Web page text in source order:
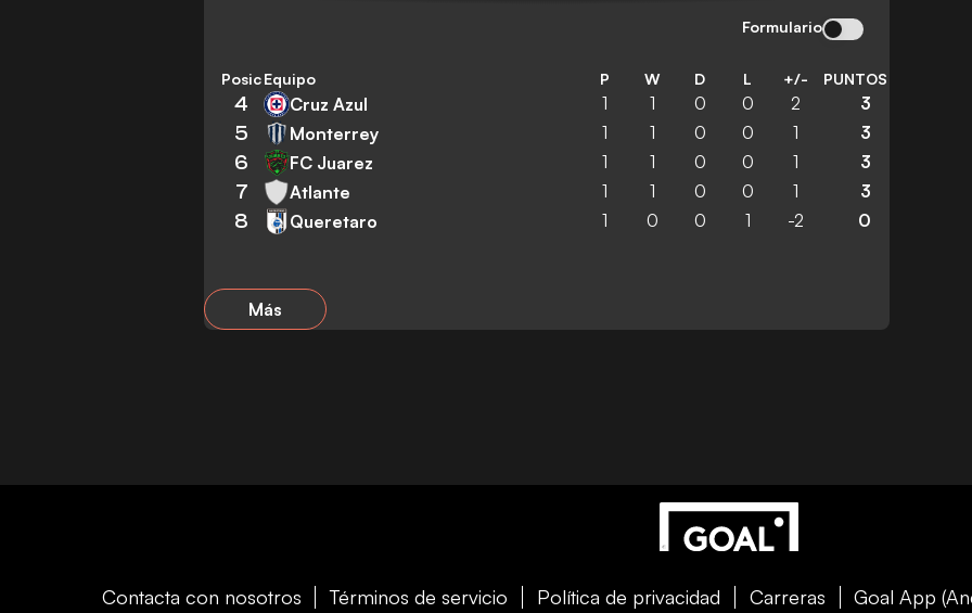
Formulario
PosiciónEquipo P W D L +/- PUNTOS
4 Cruz Azul 1 1 0 0 2 3
5 Monterrey 1 1 0 0 1 3
6 FC Juarez 1 1 0 0 1 3
7 Atlante 1 1 0 0 1 3
8 Queretaro 1 0 0 1 -2 0
Más
Contacta con nosotros Términos de servicio Política de privacidad Carreras Goal App